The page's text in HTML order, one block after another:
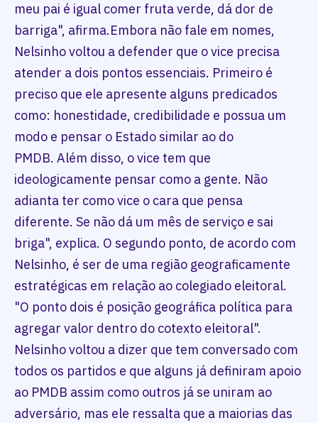
meu pai é igual comer fruta verde, dá dor de
barriga", afirma.Embora não fale em nomes,
Nelsinho voltou a defender que o vice precisa
atender a dois pontos essenciais. Primeiro é
preciso que ele apresente alguns predicados
como: honestidade, credibilidade e possua um
modo e pensar o Estado similar ao do
PMDB. Além disso, o vice tem que
ideologicamente pensar como a gente. Não
adianta ter como vice o cara que pensa
diferente. Se não dá um mês de serviço e sai
briga", explica. O segundo ponto, de acordo com
Nelsinho, é ser de uma região geograficamente
estratégicas em relação ao colegiado eleitoral.
"O ponto dois é posição geográfica política para
agregar valor dentro do cotexto eleitoral".
Nelsinho voltou a dizer que tem conversado com
todos os partidos e que alguns já definiram apoio
ao PMDB assim como outros já se uniram ao
adversário, mas ele ressalta que a maiorias das